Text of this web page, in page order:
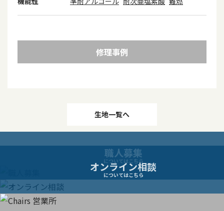
修理事例
稿
ビ
生地一覧へ
職人募集
についてはこちら
オンライン相談
についてはこちら